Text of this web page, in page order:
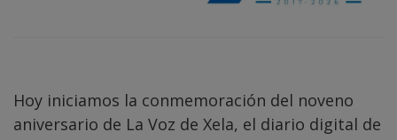
Hoy iniciamos la conmemoración del noveno
aniversario de La Voz de Xela, el diario digital de